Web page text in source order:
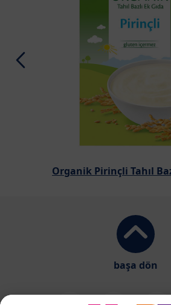
Organik Pirinçli Tahıl
başa dön